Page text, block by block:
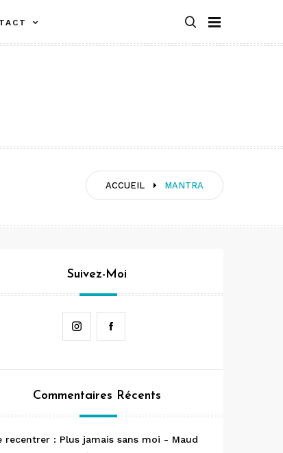
ACCUEIL MANTRA
Suivez-Moi
Instagram
Commentaires Récents
recentrer : Plus jamais sans moi - Maud